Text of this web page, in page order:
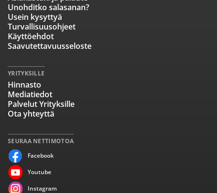
SEURAA NETTIMOTOA
Facebook
Youtube
Instagram
Unohditko salasanan?
Usein kysyttyä
Turvallisuusohjeet
Käyttöehdot
Saavutettavuusseloste
YRITYKSILLE
Hinnasto
Mediatiedot
Palvelut Yrityksille
Ota yhteyttä